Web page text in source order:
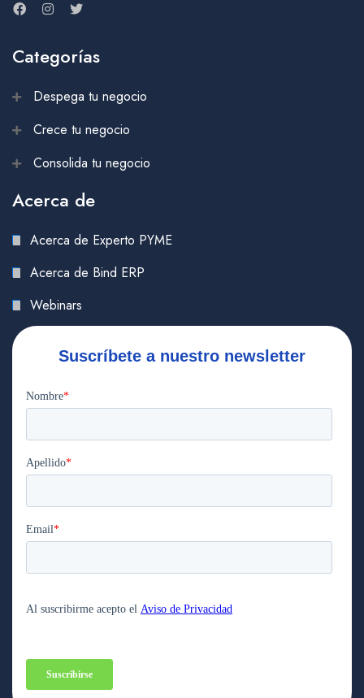
Categorías
Despega tu negocio
Crece tu negocio
Consolida tu negocio
Acerca de
Acerca de Experto PYME
Acerca de Bind ERP
Webinars
Suscríbete a nuestro newsletter